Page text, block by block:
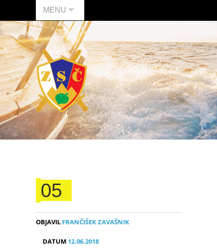
MENU
05
OBJAVIL FRANČIŠEK ZAVAŠNIK
DATUM 12.06.2018